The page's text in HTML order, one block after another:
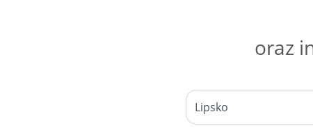
oraz